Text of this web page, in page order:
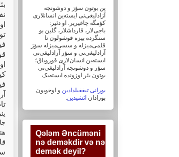
پن بوتون سؤز و دوشونجه
آزادلیغی‌نی ایسته‌ین انسانلاری
کؤمگه چاغیریر. او دئیر:
باجی‌لار، ‏قارداشلار، گلین بو
سنگرده بیزه قوشولون تا
قلمی‌میزله و سسی‌میزله سؤز
آزادلیغی‌نی و سؤز ‏آزادلیغی‌نی
ایسته‌ین انسان‌لاری قورویاق؛
سؤز و دوشونجه آزادلیغی‌نی
بوتون یئر اوزونده ایسته‌یک. ‏
بورانی تیققیلدادین و اوخویون.
بورادان ائشیدین.
Qələm Əncüməni
nə deməkdir və nə
demək deyil?‎